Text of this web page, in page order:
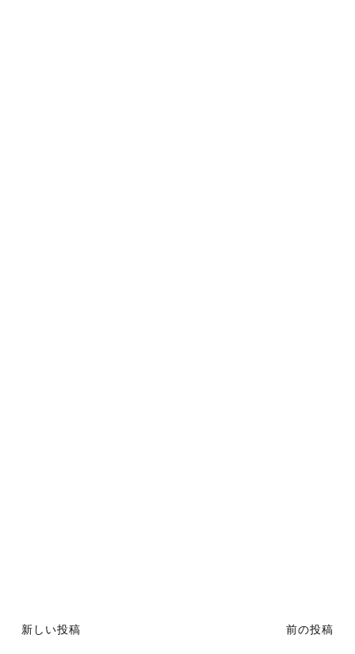
新しい投稿 前の投稿